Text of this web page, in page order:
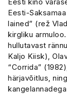
Eesti-
lained” (rež
kirgliku
hullutavast
Kaljo Kiisk),
“Corrida”
härjavõitlus,